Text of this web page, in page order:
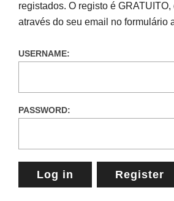
registados. O registo é
através do seu email no formulário
USERNAME:
PASSWORD:
Log in Register